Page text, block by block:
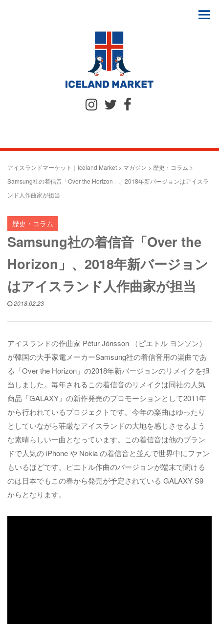
アイスランドマーケット｜Iceland Market > マガジン > 歴史・コラム >
Samsung社の着信音「Over the Horizon」、2018年新バージョンはアイスラ
ンド人作曲家が担当
歴史・コラム
Samsung社の着信音「Over the
Horizon」、2018年新バージョン
はアイスランド人作曲家が担当
2018.02.23
アイスランドの作曲家 Pétur Jónsson （ピエトル ヨンソン）
が韓国の大手家電メーカーSamsung社の着信音用の楽曲であ
る「Over the Horizon」の2018年新バージョンのリメイクを担
当しました。毎年されるこの着信音のリメイクは同社の人気
商品「GALAXY」の新作発売のプロモーションとして2011年
から行われているプロジェクトです。今年の楽曲はゆったり
としていながら荘厳なアイスランドの大地を感じさせるよう
な素晴らしい一曲となっています。この着信音は他のブラン
ドで人気の iPhone や Nokia の着信音と並んで世界中にファン
もいるほどです。ピエトル作曲のバージョンが端末で聞ける
のは日本でもこの春から発売が予定されている GALAXY S9
からとなります。